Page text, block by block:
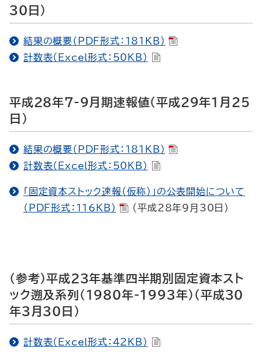
30日）
結果の概要（PDF形式：181KB）
計数表（Excel形式：50KB）
平成28年7-9月期速報値（平成29年1月25
日）
結果の概要（PDF形式：181KB）
計数表（Excel形式：50KB）
「固定資本ストック速報（仮称）」の公表開始について
（PDF形式：116KB）
（平成28年9月30日）
(参考)平成23年基準四半期別固定資本スト
ック遡及系列（1980年-1993年）（平成30
年3月30日）
計数表（Excel形式：42KB）